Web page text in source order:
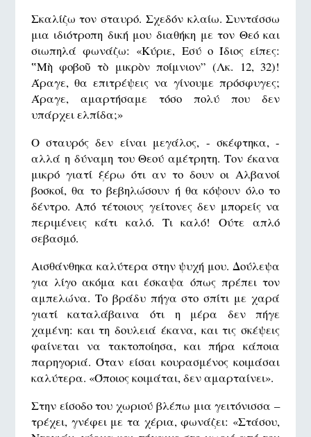
Σκαλίζω τον σταυρό. Σχεδόν κλαίω. Συντάσσω
μια ιδιότροπη δική μου διαθήκη με τον Θεό και
σιωπηλά φωνάζω: «Κύριε, Εσύ ο Ίδιος είπες:
‟Μὴ φοβοῦ τὸ μικρὸν ποίμνιον” (Λκ. 12, 32)!
Άραγε, θα επιτρέψεις να γίνουμε πρόσφυγες;
Άραγε, αμαρτήσαμε τόσο πολύ που δεν
υπάρχει ελπίδα;»
Ο σταυρός δεν είναι μεγάλος, - σκέφτηκα, -
αλλά η δύναμη του Θεού αμέτρητη. Τον έκανα
μικρό γιατί ξέρω ότι αν το δουν οι Αλβανοί
βοσκοί, θα το βεβηλώσουν ή θα κόψουν όλο το
δέντρο. Από τέτοιους γείτονες δεν μπορείς να
περιμένεις κάτι καλό. Τι καλό! Ούτε απλό
σεβασμό.
Αισθάνθηκα καλύτερα στην ψυχή μου. Δούλεψα
για λίγο ακόμα και έσκαψα όπως πρέπει τον
αμπελώνα. Το βράδυ πήγα στο σπίτι με χαρά
γιατί καταλάβαινα ότι η μέρα δεν πήγε
χαμένη: και τη δουλειά έκανα, και τις σκέψεις
φαίνεται να τακτοποίησα, και πήρα κάποια
παρηγοριά. Όταν είσαι κουρασμένος κοιμάσαι
καλύτερα. «Όποιος κοιμάται, δεν αμαρταίνει».
Στην είσοδο του χωριού βλέπω μια γειτόνισσα –
τρέχει, γνέφει με τα χέρια, φωνάζει: «Στάσου,